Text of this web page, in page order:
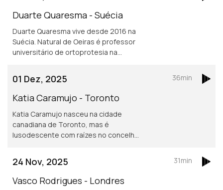
investigação
Duarte Quaresma - Suécia
Duarte Quaresma vive desde 2016 na
Suécia. Natural de Oeiras é professor
universitário de ortoprotesia na
dispositivos para mover cotovelos e
mãos em pessoas que tenham sofrido
um AVC.
01 Dez, 2025
Katia Caramujo - Toronto
Katia Caramujo nasceu na cidade
canadiana de Toronto, mas é
lusodescente com raízes no concelho
conselheira das comunidades
portuguesas.
36min
24 Nov, 2025
Vasco Rodrigues - Londres
31min